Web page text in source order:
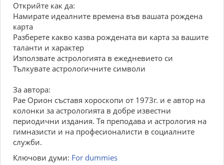
Открийте как да:
Намирате идеалните времена във вашата рождена
карта
Разберете какво казва рождената ви карта за вашите
таланти и характер
Използвате астрологията в ежедневието си
Тълкувате астрологичните символи
За автора:
Рае Орион съставя хороскопи от 1973г. и е автор на
колонки за астрологията в добре известни
периодични издания. Тя преподава и астрология на
гимназисти и на професионалисти в социалните
служби.
Ключови думи: For dummies